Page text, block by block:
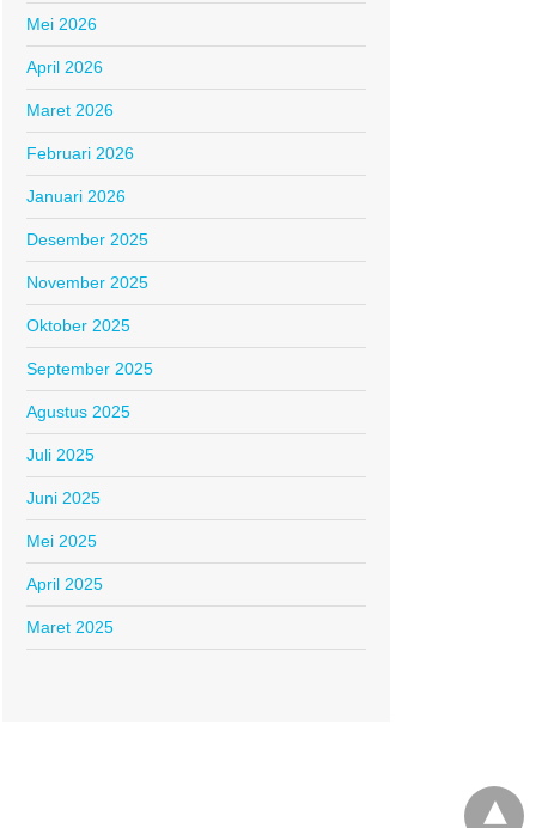
Mei 2026
April 2026
Maret 2026
Februari 2026
Januari 2026
Desember 2025
November 2025
Oktober 2025
September 2025
Agustus 2025
Juli 2025
Juni 2025
Mei 2025
April 2025
Maret 2025